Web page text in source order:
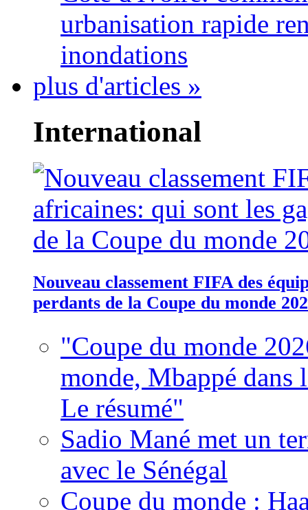
urbanisation rapide
inondations
plus d'articles »
International
Nouveau classement FIFA des
perdants de la Coupe du monde
"Coupe du monde
monde, Mbappé dans
Le résumé"
Sadio Mané met un
avec le Sénégal
Coupe du monde :